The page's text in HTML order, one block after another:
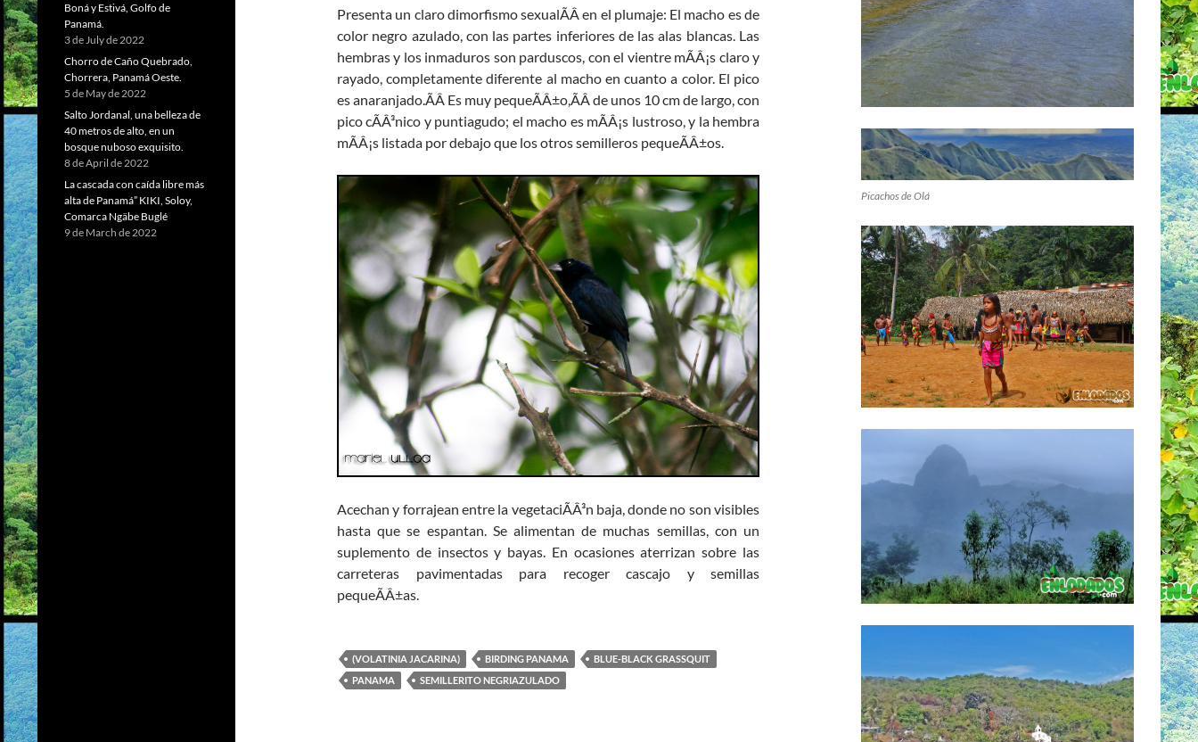
Presenta un claro dimorfismo sexualÃÂ en el plumaje: El macho es de
color negro azulado, con las partes inferiores de las alas blancas. Las
hembras y los inmaduros son parduscos, con el vientre mÃÂ¡s claro y
rayado, completamente diferente al macho en cuanto a color. El pico
es anaranjado.ÃÂ Es muy pequeÃÂ±o,ÃÂ de unos 10 cm de largo, con
pico cÃÂ³nico y puntiagudo; el macho es mÃÂ¡s lustroso, y la hembra
mÃÂ¡s listada por debajo que los otros semilleros pequeÃÂ±os.
Acechan y forrajean entre la vegetaciÃÂ³n baja, donde no son visibles
hasta que se espantan. Se alimentan de muchas semillas, con un
suplemento de insectos y bayas. En ocasiones aterrizan sobre las
carreteras pavimentadas para recoger cascajo y semillas
pequeÃÂ±as.
(VOLATINIA JACARINA) BIRDING PANAMA
BLUE-BLACK GRASSQUIT
PANAMA
SEMILLERITO NEGRIAZULADO
Picachos de Olá
Boná y Estivá, Golfo de
Panamá.
3 de July de 2022
Chorro de Caño Quebrado,
Chorrera, Panamá Oeste.
5 de May de 2022
Salto Jordanal, una belleza de
40 metros de alto, en un
bosque nuboso exquisito.
8 de April de 2022
La cascada con caída libre más
alta de Panamá” KIKI, Soloy,
Comarca Ngäbe Buglé
9 de March de 2022